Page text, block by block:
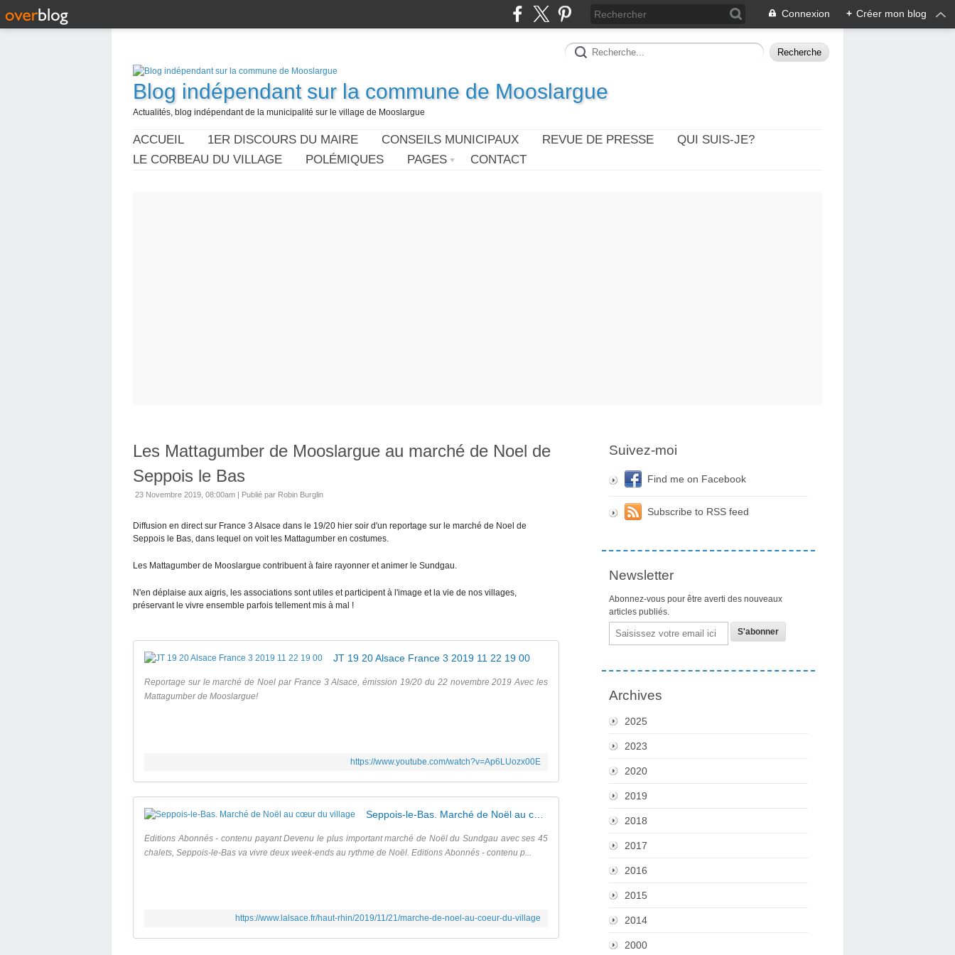
Connexion + Créer mon blog
Blog indépendant sur la commune de Mooslargue
Actualités, blog indépendant de la municipalité sur le village de Mooslargue
ACCUEIL 1ER DISCOURS DU MAIRE CONSEILS MUNICIPAUX REVUE DE PRESSE
QUI SUIS-JE?
LE CORBEAU DU VILLAGE
POLÉMIQUES PAGES CONTACT
Les Mattagumber de Mooslargue au marché de Noel de
Seppois le Bas
23 Novembre 2019, 08:00am | Publié par Robin Burglin
Diffusion en direct sur France 3 Alsace dans le 19/20 hier soir d'un reportage sur le marché de Noel de
Seppois le Bas, dans lequel on voit les Mattagumber en costumes.
Les Mattagumber de Mooslargue contribuent à faire rayonner et animer le Sundgau.
N'en déplaise aux aigris, les associations sont utiles et participent à l'image et la vie de nos villages,
préservant le vivre ensemble parfois tellement mis à mal !
JT 19 20 Alsace France 3 2019 11 22 19 00
Reportage sur le marché de Noel par France 3 Alsace, émission 19/20 du 22 novembre 2019 Avec les
Mattagumber de Mooslargue!
https://www.youtube.com/watch?v=Ap6LUozx00E
Editions Abonnés - contenu payant Devenu le plus important marché de Noël du Sundgau avec ses 45
chalets, Seppois-le-Bas va vivre deux week-ends au rythme de Noël. Editions Abonnés - contenu p...
https://www.lalsace.fr/haut-rhin/2019/11/21/marche-de-noel-au-coeur-du-village
Suivez-moi
Find me on Facebook
Subscribe to RSS feed
Newsletter
Abonnez-vous pour être averti des nouveaux
articles publiés.
Email
Archives
2025
2023
2020
2019
2018
2017
2016
2015
2014
2000